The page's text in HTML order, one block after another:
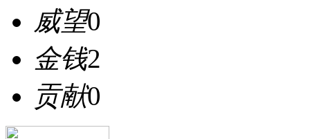
威望0
金钱2
贡献0